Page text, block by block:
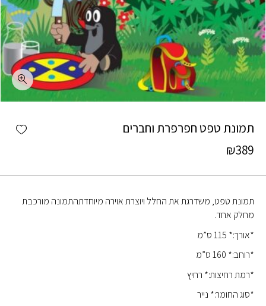
תמונת טפט חפרפרת וחברים
₪389
תמונת טפט, משדרגת את החלל ויוצרת אוירה מיוחדתהתמונה מורכבת
מחלק אחד.
*אורך:* 115 ס”מ
*רוחב:* 160 ס”מ
*רמת רחיצות:* רחיץ
*סוג החומר:* נייר